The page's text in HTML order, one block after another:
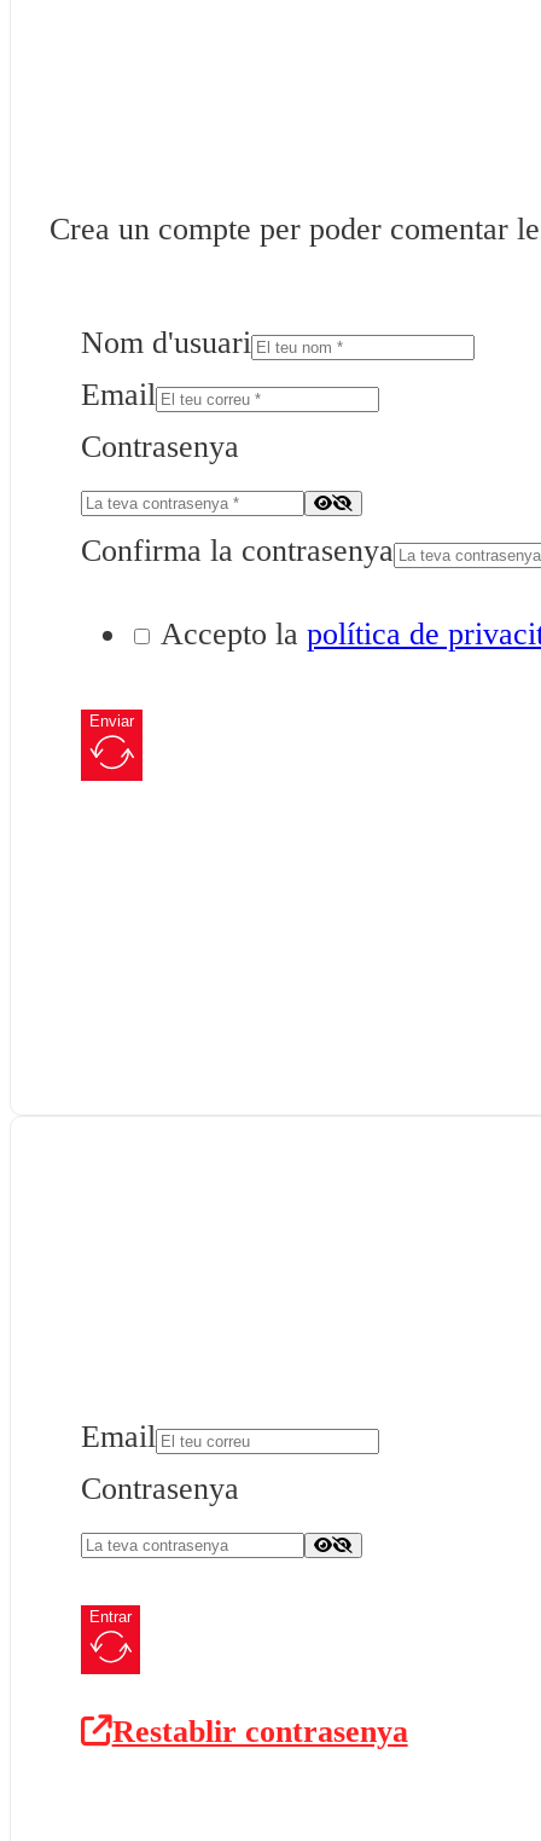
Crea un compte per poder comentar
Nom d'usuari
Email
Contrasenya
Confirma la contrasenya
Accepto la política de
Enviar
Email
Contrasenya
Entrar
Restablir contrasenya